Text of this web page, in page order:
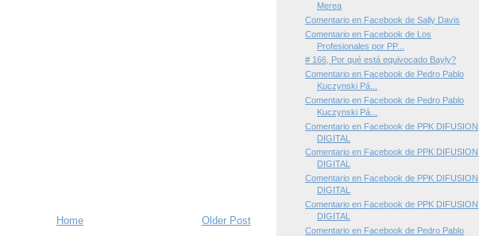
Older Post
Home
Merea
Comentario en Facebook de Sally Davis
Comentario en Facebook de Los
Profesionales por PP...
# 166, Por qué está equivocado Bayly?
Comentario en Facebook de Pedro Pablo
Kuczynski Pá...
Comentario en Facebook de Pedro Pablo
Kuczynski Pá...
Comentario en Facebook de PPK DIFUSION
DIGITAL
Comentario en Facebook de PPK DIFUSION
DIGITAL
Comentario en Facebook de PPK DIFUSION
DIGITAL
Comentario en Facebook de PPK DIFUSION
DIGITAL
Comentario en Facebook de Pedro Pablo